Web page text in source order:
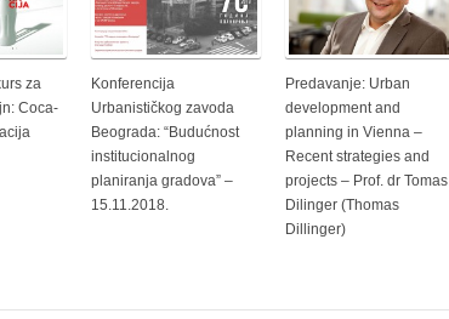
za
Coca-
Konferencija
Urbanističkog zavoda
Beograda: “Budućnost
institucionalnog
planiranja gradova” –
15.11.2018.
Predavanje: Urban
development and
planning in Vienna –
Recent strategies and
projects – Prof. dr Tomas
Dilinger (Thomas
Dillinger)